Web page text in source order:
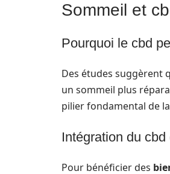
Sommeil et
Pourquoi le cbd
Des études suggèrent
un sommeil plus
pilier fondamental de la
Intégration du
Pour bénéficier des